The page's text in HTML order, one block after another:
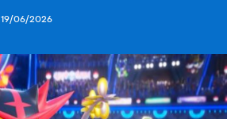
19/06/2026